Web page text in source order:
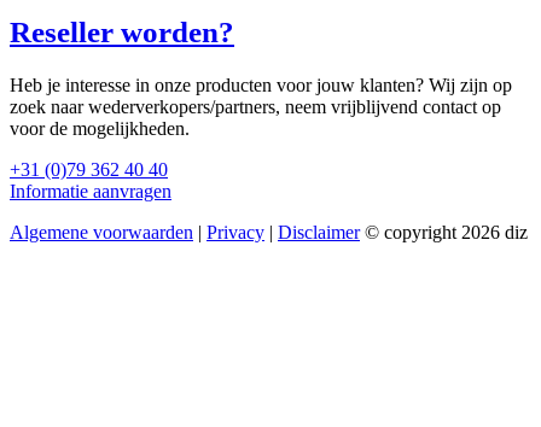
Reseller worden?
Heb je interesse in onze producten voor jouw klanten? Wij zijn op
zoek naar wederverkopers/partners, neem vrijblijvend contact op
voor de mogelijkheden.
+31 (0)79 362 40 40
Informatie aanvragen
Algemene voorwaarden | Privacy | Disclaimer© copyright 2026 diz